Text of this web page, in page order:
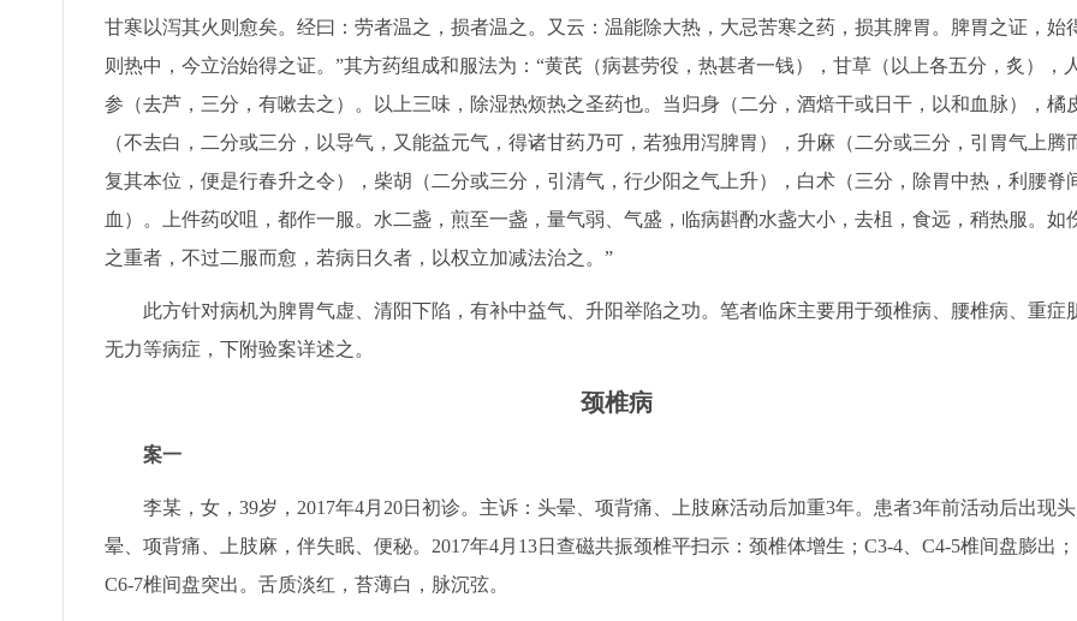
甘寒以泻其火则愈矣。经曰：劳者温之，损者温之。又云：温能除大热，大忌苦寒之药，损其脾胃。脾胃之证，始
则热中，今立治始得之证。”其方药组成和服法为：“黄芪（病甚劳役，热甚者一钱），甘草（以上各五分，炙），人
参（去芦，三分，有嗽去之）。以上三味，除湿热烦热之圣药也。当归身（二分，酒焙干或日干，以和血脉），橘
（不去白，二分或三分，以导气，又能益元气，得诸甘药乃可，若独用泻脾胃），升麻（二分或三分，引胃气上腾
复其本位，便是行春升之令），柴胡（二分或三分，引清气，行少阳之气上升），白术（三分，除胃中热，利腰脊
血）。上件药㕮咀，都作一服。水二盏，煎至一盏，量气弱、气盛，临病斟酌水盏大小，去柤，食远，稍热服。如
之重者，不过二服而愈，若病日久者，以权立加减法治之。”
此方针对病机为脾胃气虚、清阳下陷，有补中益气、升阳举陷之功。笔者临床主要用于颈椎病、腰椎病、重症
无力等病症，下附验案详述之。
颈椎病
案一
李某，女，39岁，2017年4月20日初诊。主诉：头晕、项背痛、上肢麻活动后加重3年。患者3年前活动后出现头
晕、项背痛、上肢麻，伴失眠、便秘。2017年4月13日查磁共振颈椎平扫示：颈椎体增生；C3-4、C4-5椎间盘膨出；
C6-7椎间盘突出。舌质淡红，苔薄白，脉沉弦。